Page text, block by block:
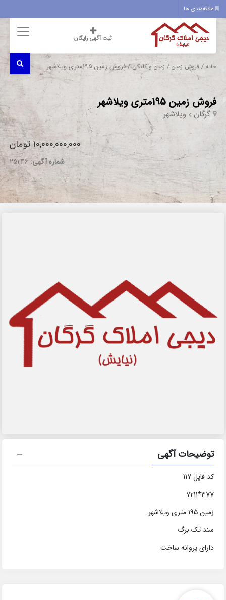
علاقه‌مندی ها
ثبت آگهی رایگان
خانه/فروش زمین / زمین و کلنگی/ فروش زمین 195متری ویلاشهر
فروش زمین 195متری ویلاشهر
گرگان ویلاشهر
10,000,000,000 تومان
شماره آگهی:25246
توضیحات آگهی
کد فایل 117
377*7211
زمین ۱۹۵ متری ویلاشهر
سند تک برگ
دارای پروانه ساخت